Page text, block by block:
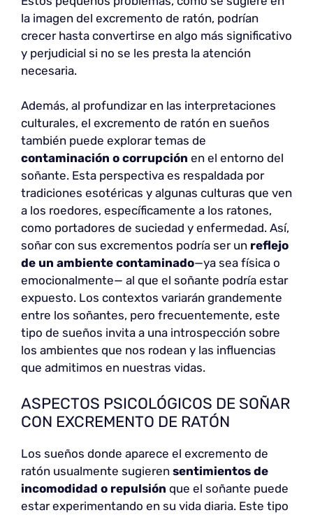
la imagen del excremento de ratón, podrían
crecer hasta convertirse en algo más significativo
y perjudicial si no se les presta la atención
necesaria.
Además, al profundizar en las interpretaciones
culturales, el excremento de ratón en sueños
también puede explorar temas de
contaminación o corrupción en el entorno del
soñante. Esta perspectiva es respaldada por
tradiciones esotéricas y algunas culturas que ven
a los roedores, específicamente a los ratones,
como portadores de suciedad y enfermedad. Así,
soñar con sus excrementos podría ser un reflejo
de un ambiente contaminado—ya sea física o
emocionalmente— al que el soñante podría estar
expuesto. Los contextos variarán grandemente
entre los soñantes, pero frecuentemente, este
tipo de sueños invita a una introspección sobre
los ambientes que nos rodean y las influencias
que admitimos en nuestras vidas.
ASPECTOS PSICOLÓGICOS DE SOÑAR
CON EXCREMENTO DE RATÓN
Los sueños donde aparece el excremento de
ratón usualmente sugieren sentimientos de
incomodidad o repulsión que el soñante puede
estar experimentando en su vida diaria. Este tipo